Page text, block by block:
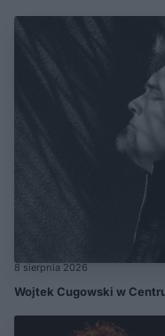
8 sierpnia 2026
Wojtek Cugowski w